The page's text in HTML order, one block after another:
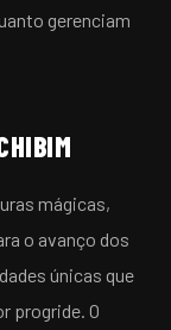
gerenciam
mágicas,
o avanço dos
únicas que
progride. O